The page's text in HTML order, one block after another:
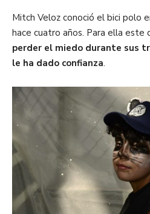
Mitch Veloz conoció el bici polo
hace cuatro años. Para ella este
perder el miedo durante sus
le ha dado confianza.